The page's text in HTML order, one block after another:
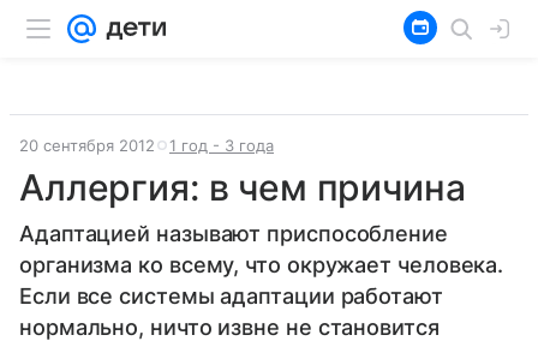
20 сентября 2012 1 год - 3 года
Аллергия: в чем причина
Адаптацией называют приспособление
организма ко всему, что окружает человека.
Если все системы адаптации работают
нормально, ничто извне не становится